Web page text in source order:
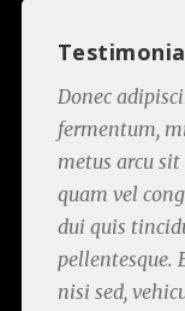
Donec
fermentum,
metus arcu
quam vel
dui quis
pellentesque.
nisi sed,